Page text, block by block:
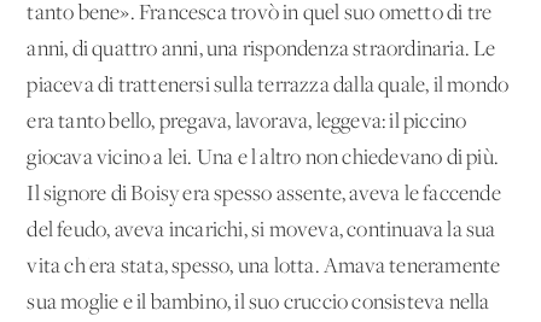
tanto bene». Francesca trovò in quel suo ometto di tre
anni, di quattro anni, una rispondenza straordinaria. Le
piaceva di trattenersi sulla terrazza dalla quale, il mondo
era tanto bello, pregava, lavorava, leggeva: il piccino
giocava vicino a lei. Una e l'altro non chiedevano di più.
Il signore di Boisy era spesso assente, aveva le faccende
del feudo, aveva incarichi, si moveva, continuava la sua
vita ch'era stata, spesso, una lotta. Amava teneramente
sua moglie e il bambino, il suo cruccio consisteva nella